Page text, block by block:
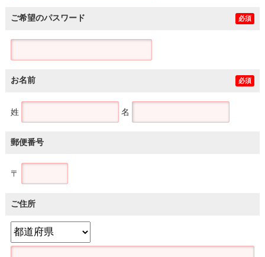
ご希望のパスワード 必須
お名前 必須
姓 名
郵便番号
〒
ご住所